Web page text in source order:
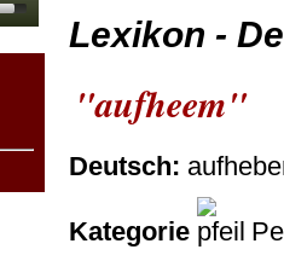
Lexikon -
"aufheem"
Deutsch:
Kategorie